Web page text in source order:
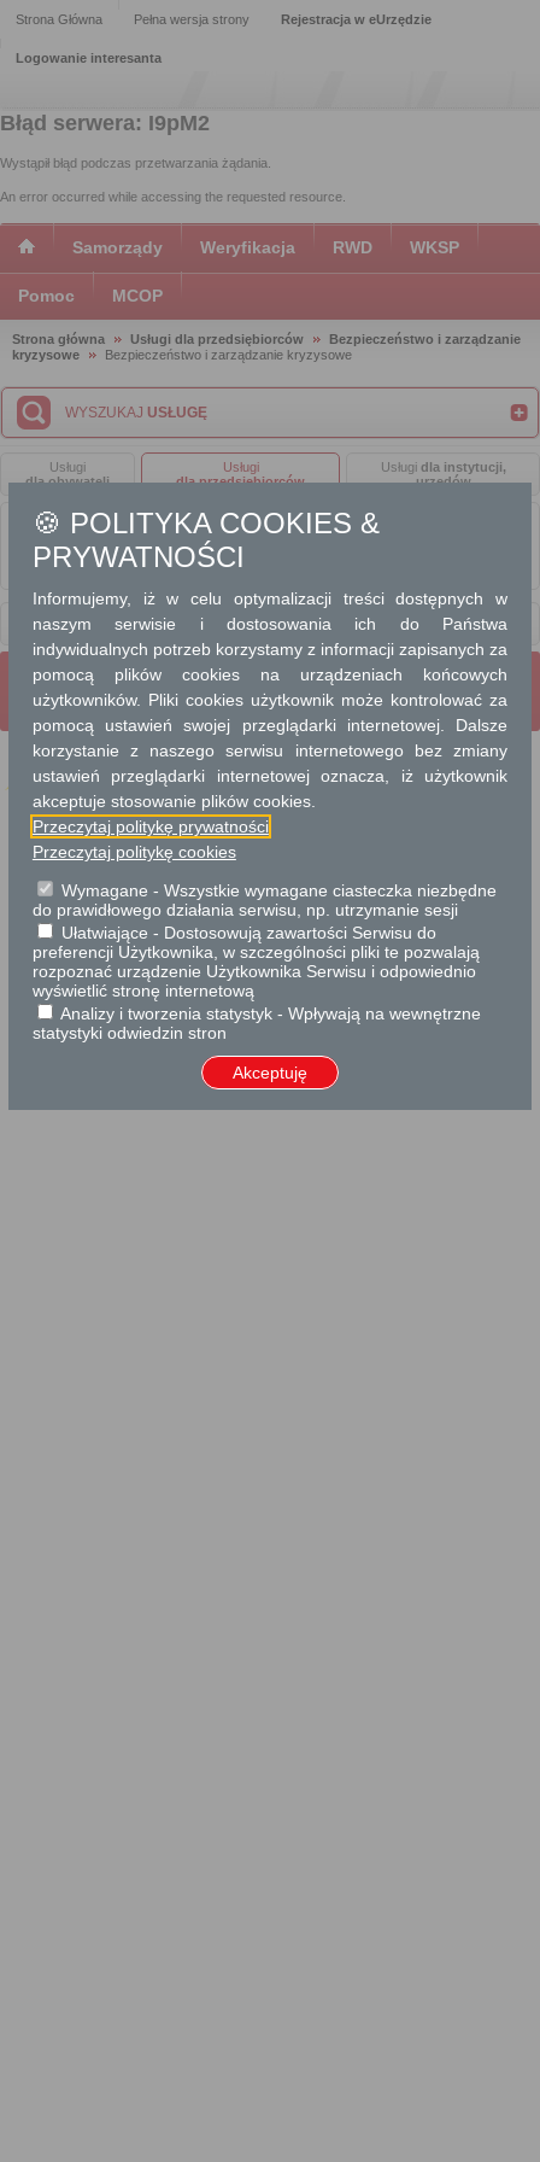
Strona Główna Pełna wersja strony Rejestracja w eUrzędzie
Logowanie interesanta
Błąd serwera: I9pM2
Wystąpił błąd podczas przetwarzania żądania.
An error occurred while accessing the requested resource.
Samorządy Weryfikacja RWD WKSP
Pomoc MCOP
Strona główna Usługi dla przedsiębiorców
Bezpieczeństwo i zarządzanie
kryzysowe
Bezpieczeństwo i zarządzanie kryzysowe
WYSZUKAJ USŁUGĘ
Usługi
dla obywateli
Usługi
dla przedsiębiorców
Usługi dla instytucji,
urzędów
IMPREZY MASOWE I ZGROMADZENIA PUBLICZNE
Usługi
dla przedsiębiorców
Wrota Mazowsza
Strona mobilna
Strona Główna
Pełna wersja strony
Projekt współfinansowany przez Unię Europejską ze środków Europejskiego
Funduszu Rozwoju Regionalnego w ramach Regionalnego Programu Operacyjnego
Województwa Mazowieckiego 2007-2013.
🍪 POLITYKA COOKIES &
PRYWATNOŚCI
Informujemy, iż w celu optymalizacji treści dostępnych w
naszym serwisie i dostosowania ich do Państwa
indywidualnych potrzeb korzystamy z informacji zapisanych za
pomocą plików cookies na urządzeniach końcowych
użytkowników. Pliki cookies użytkownik może kontrolować za
pomocą ustawień swojej przeglądarki internetowej. Dalsze
korzystanie z naszego serwisu internetowego bez zmiany
ustawień przeglądarki internetowej oznacza, iż użytkownik
akceptuje stosowanie plików cookies.
Przeczytaj politykę prywatności
Przeczytaj politykę cookies
Wymagane - Wszystkie wymagane ciasteczka niezbędne
do prawidłowego działania serwisu, np. utrzymanie sesji
Ułatwiające - Dostosowują zawartości Serwisu do
preferencji Użytkownika, w szczególności pliki te pozwalają
rozpoznać urządzenie Użytkownika Serwisu i odpowiednio
wyświetlić stronę internetową
Analizy i tworzenia statystyk - Wpływają na wewnętrzne
statystyki odwiedzin stron
Akceptuję